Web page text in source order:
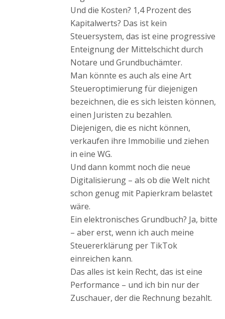
Und die Kosten? 1,4 Prozent des
Kapitalwerts? Das ist kein
Steuersystem, das ist eine progressive
Enteignung der Mittelschicht durch
Notare und Grundbuchämter.
Man könnte es auch als eine Art
Steueroptimierung für diejenigen
bezeichnen, die es sich leisten können,
einen Juristen zu bezahlen.
Diejenigen, die es nicht können,
verkaufen ihre Immobilie und ziehen
in eine WG.
Und dann kommt noch die neue
Digitalisierung – als ob die Welt nicht
schon genug mit Papierkram belastet
wäre.
Ein elektronisches Grundbuch? Ja, bitte
– aber erst, wenn ich auch meine
Steuererklärung per TikTok
einreichen kann.
Das alles ist kein Recht, das ist eine
Performance – und ich bin nur der
Zuschauer, der die Rechnung bezahlt.